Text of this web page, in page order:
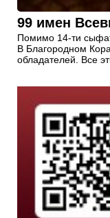
99 имен
Помимо 14-ти
В Благородном
обладателей. Все